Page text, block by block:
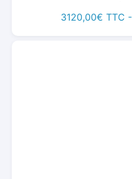
3120,00€ TTC -